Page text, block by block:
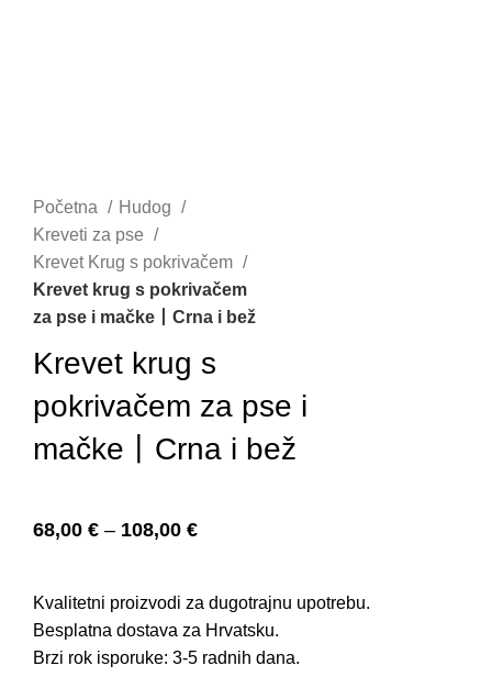
Početna
Hudog
Kreveti za pse
Krevet Krug s pokrivačem
Krevet krug s pokrivačem
za pse i mačke丨Crna i bež
Krevet krug s
pokrivačem za pse i
mačke丨Crna i bež
68,00 € – 108,00 €
Kvalitetni proizvodi za dugotrajnu upotrebu.
Besplatna dostava za Hrvatsku.
Brzi rok isporuke: 3-5 radnih dana.